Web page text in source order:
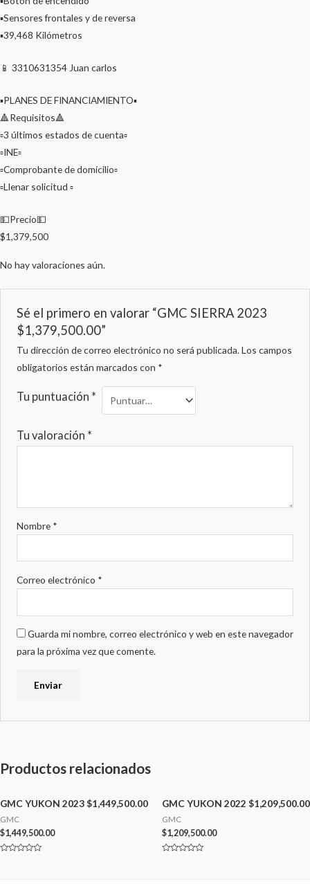
▪️Sensores frontales y de reversa
▪️39,468 Kilómetros
📱 3310631354 Juan carlos
▪️PLANES DE FINANCIAMIENTO▪️
🔺Requisitos🔺
▫️3 últimos estados de cuenta▫️
▫️INE▫️
▫️Comprobante de domicilio▫️
▫️Llenar solicitud ▫️
💵Precio💵
$1,379,500
No hay valoraciones aún.
Sé el primero en valorar “GMC SIERRA 2023
$1,379,500.00”
Tu dirección de correo electrónico no será publicada. Los campos
obligatorios están marcados con *
Tu puntuación *
Tu valoración *
Nombre *
Correo electrónico *
Guarda mi nombre, correo electrónico y web en este navegador
para la próxima vez que comente.
Productos relacionados
GMC YUKON 2023 $1,449,500.00
GMC
$1,449,500.00
GMC YUKON 2022 $1,209,500.00
GMC
$1,209,500.00